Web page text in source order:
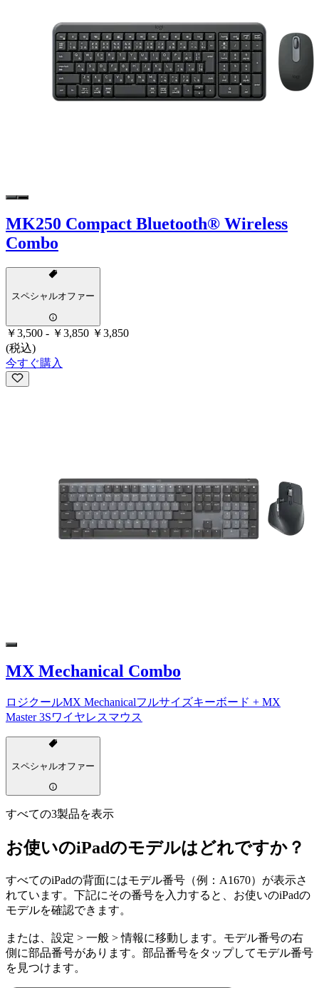
MK250 Compact Bluetooth® Wireless
Combo
スペシャルオファー
￥3,500 - ￥3,850 ￥3,850
(税込)
今すぐ購入
MX Mechanical Combo
ロジクールMX Mechanicalフルサイズキーボード + MX
Master 3Sワイヤレスマウス
スペシャルオファー
すべての3製品を表示
お使いのiPadのモデルはどれですか？
すべてのiPadの背面にはモデル番号（例：A1670）が表示さ
れています。下記にその番号を入力すると、お使いのiPadの
モデルを確認できます。
または、設定 > 一般 > 情報に移動します。モデル番号の右
側に部品番号があります。部品番号をタップしてモデル番号
を見つけます。